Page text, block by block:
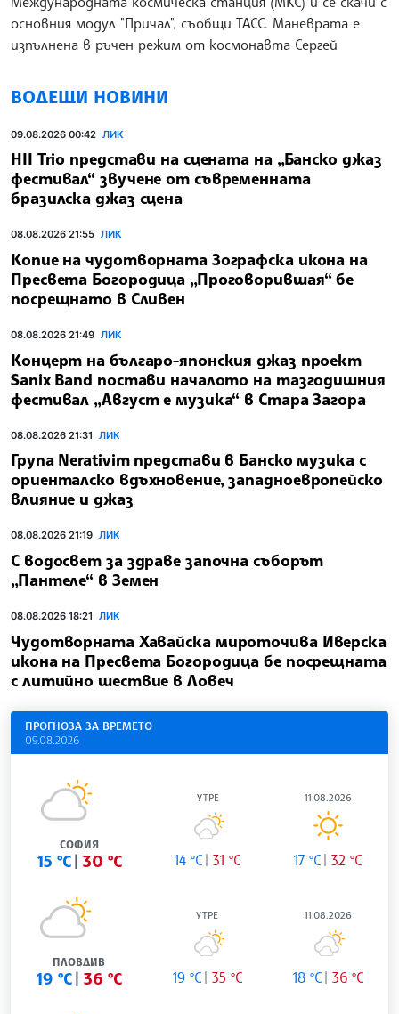
основния модул "Причал", съобщи ТАСС. Маневрата е
изпълнена в ръчен режим от космонавта Сергей
ВОДЕЩИ НОВИНИ
09.08.2026 00:42 ЛИК
HII Trio представи на сцената на „Банско джаз
фестивал“ звучене от съвременната
бразилска джаз сцена
08.08.2026 21:55 ЛИК
Копие на чудотворната Зографска икона на
Пресвета Богородица „Проговорившая“ бе
посрещнато в Сливен
08.08.2026 21:49 ЛИК
Концерт на българо-японския джаз проект
Sanix Band постави началото на тазгодишния
фестивал „Август е музика“ в Стара Загора
08.08.2026 21:31 ЛИК
Група Nerativim представи в Банско музика с
ориенталско вдъхновение, западноевропейско
влияние и джаз
08.08.2026 21:19 ЛИК
С водосвет за здраве започна съборът
„Пантеле“ в Земен
08.08.2026 18:21 ЛИК
Чудотворната Хавайска мироточива Иверска
икона на Пресвета Богородица бе посрещната
с литийно шествие в Ловеч
ПРОГНОЗА ЗА ВРЕМЕТО
09.08.2026
СОФИЯ
15 °C 30 °C
УТРЕ
14 °C 31 °C
11.08.2026
17 °C 32 °C
ПЛОВДИВ
19 °C 36 °C
УТРЕ
19 °C 35 °C
11.08.2026
18 °C 36 °C